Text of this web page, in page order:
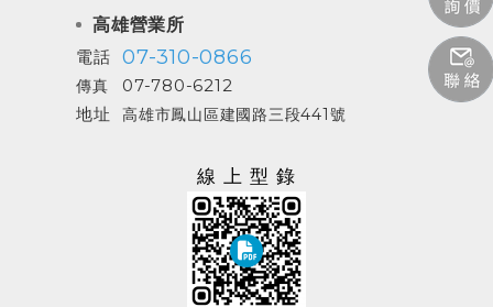
高雄營業所
電話 07-310-0866
傳真
07-780-6212
地址
高雄市鳳山區建國路三段441號
線上型錄